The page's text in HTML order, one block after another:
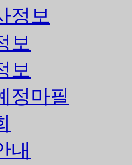
정보
보
보
정마필
내